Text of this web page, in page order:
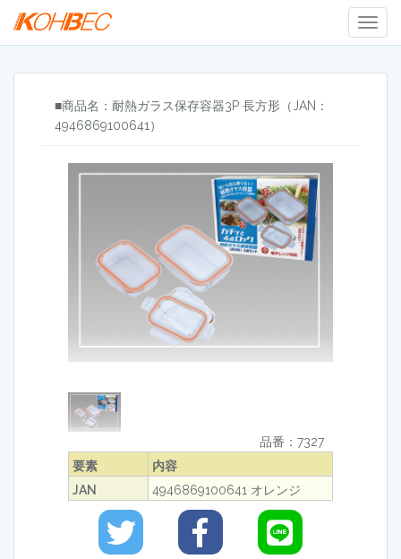
■商品名：耐熱ガラス保存容器3P 長方形（JAN：
4946869100641）
品番：7327
要素
内容
JAN
4946869100641 オレンジ